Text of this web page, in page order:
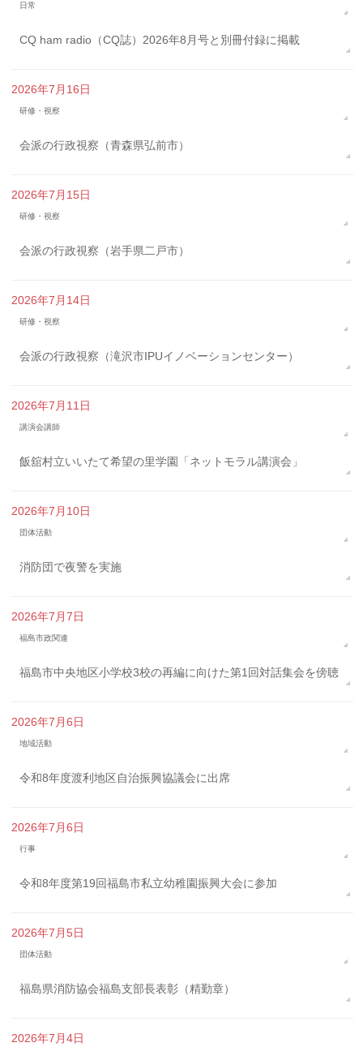
日常
CQ ham radio（CQ誌）2026年8月号と別冊付録に掲載
2026年7月16日
研修・視察
会派の行政視察（青森県弘前市）
2026年7月15日
研修・視察
会派の行政視察（岩手県二戸市）
2026年7月14日
研修・視察
会派の行政視察（滝沢市IPUイノベーションセンター）
2026年7月11日
講演会講師
飯舘村立いいたて希望の里学園「ネットモラル講演会」
2026年7月10日
団体活動
消防団で夜警を実施
2026年7月7日
福島市政関連
福島市中央地区小学校3校の再編に向けた第1回対話集会を傍聴
2026年7月6日
地域活動
令和8年度渡利地区自治振興協議会に出席
2026年7月6日
行事
令和8年度第19回福島市私立幼稚園振興大会に参加
2026年7月5日
団体活動
福島県消防協会福島支部長表彰（精勤章）
2026年7月4日